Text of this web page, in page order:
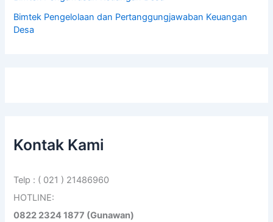
Bimtek Pengelolaan dan Pertanggungjawaban Keuangan
Desa
Kontak Kami
Telp : ( 021 ) 21486960
HOTLINE:
0822 2324 1877 (Gunawan)